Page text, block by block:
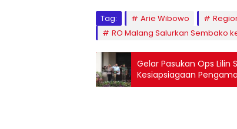
Tag: Arie Wibowo
RO Malang Salurkan Sembako
Gelar Pasukan Ops Lilin
Kesiapsiagaan